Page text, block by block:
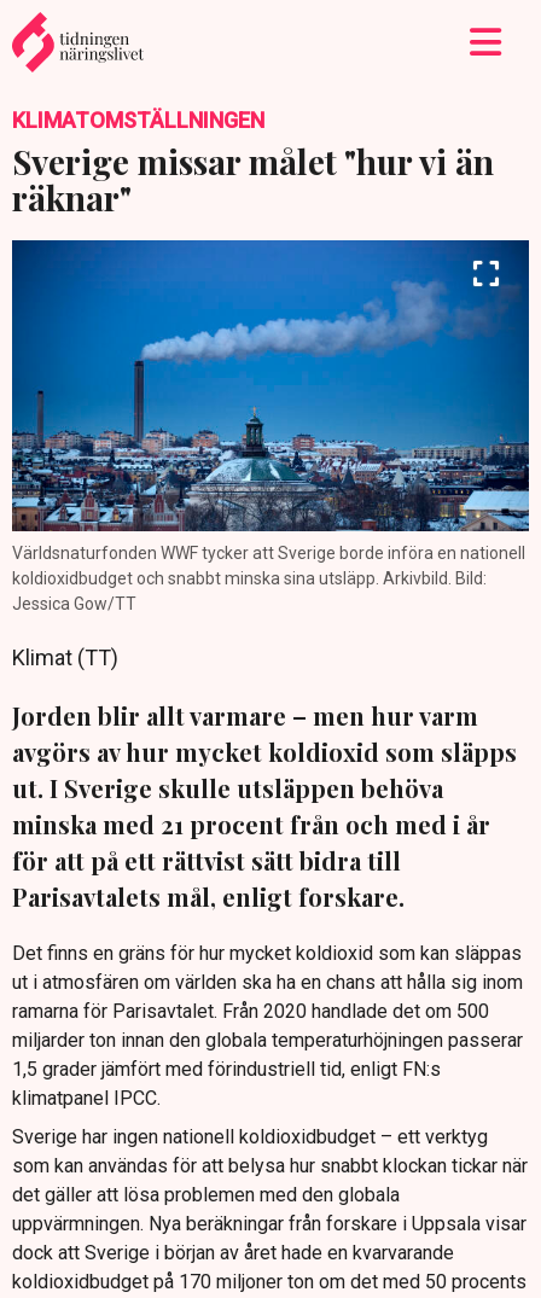
KLIMATOMSTÄLLNINGEN
Sverige missar målet "hur vi än
räknar"
Världsnaturfonden WWF tycker att Sverige borde införa en nationell
koldioxidbudget och snabbt minska sina utsläpp. Arkivbild. Bild:
Jessica Gow/TT
Klimat (TT)
Jorden blir allt varmare – men hur varm
avgörs av hur mycket koldioxid som släpps
ut. I Sverige skulle utsläppen behöva
minska med 21 procent från och med i år
för att på ett rättvist sätt bidra till
Parisavtalets mål, enligt forskare.
Det finns en gräns för hur mycket koldioxid som kan släppas
ut i atmosfären om världen ska ha en chans att hålla sig inom
ramarna för Parisavtalet. Från 2020 handlade det om 500
miljarder ton innan den globala temperaturhöjningen passerar
1,5 grader jämfört med förindustriell tid, enligt FN:s
klimatpanel IPCC.
Sverige har ingen nationell koldioxidbudget – ett verktyg
som kan användas för att belysa hur snabbt klockan tickar när
det gäller att lösa problemen med den globala
uppvärmningen. Nya beräkningar från forskare i Uppsala visar
dock att Sverige i början av året hade en kvarvarande
koldioxidbudget på 170 miljoner ton om det med 50 procents